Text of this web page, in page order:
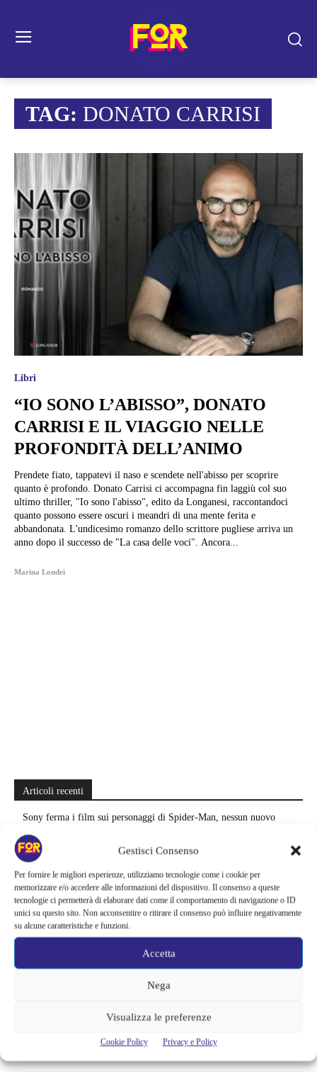
Gestisci Consenso
Per fornire le migliori esperienze, utilizziamo tecnologie come i cookie per
memorizzare e/o accedere alle informazioni del dispositivo. Il consenso a queste
tecnologie ci permetterà di elaborare dati come il comportamento di navigazione o ID
unici su questo sito. Non acconsentire o ritirare il consenso può influire negativamente
su alcune caratteristiche e funzioni.
Accetta
Nega
Visualizza le preferenze
Cookie Policy Privacy e Policy
TAG: DONATO CARRISI
Libri
“IO SONO L’ABISSO”, DONATO
CARRISI E IL VIAGGIO NELLE
PROFONDITÀ DELL’ANIMO
Prendete fiato, tappatevi il naso e scendete nell'abisso per scoprire
quanto è profondo. Donato Carrisi ci accompagna fin laggiù col suo
ultimo thriller, "Io sono l'abisso", edito da Longanesi, raccontandoci
quanto possono essere oscuri i meandri di una mente ferita e
abbandonata. L'undicesimo romanzo dello scrittore pugliese arriva un
anno dopo il successo de "La casa delle voci". Ancora...
Marina Londei
Articoli recenti
Sony ferma i film sui personaggi di Spider-Man, nessun nuovo
progetto è in sviluppo: cosa resta dell’esperimento
Netflix saluta 16 titoli ad agosto 2026 | 3 serie e 13 film lasciano il
catalogo: le date da segnare per l’ultimo rewatch
Netflix indaga sul lato oscuro del pollo fritto | Mo Gilligan affronta
84 pasti in 28 giorni: da guardare subito
Uno splendido errore 3 arriva su Netflix, l’ora esatta del debutto in
italia: quando saranno disponibili gli episodi
Film Marvel in ordine cronologico | Come guardare film e serie del